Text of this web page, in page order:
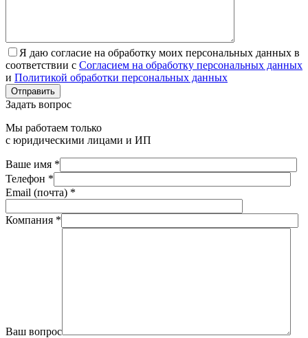
Я даю согласие на обработку моих персональных данных в
соответствии с Согласием на обработку персональных данных
и Политикой обработки персональных данных
Отправить
Задать вопрос
Мы работаем только
с юридическими лицами и ИП
Ваше имя *
Телефон *
Email (почта) *
Компания *
Ваш вопрос